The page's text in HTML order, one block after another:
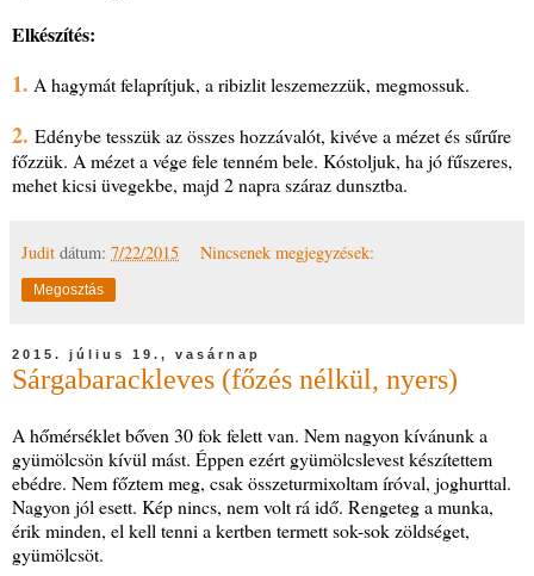
Elkészítés:
1. A hagymát felaprítjuk, a ribizlit leszemezzük, megmossuk.
2. Edénybe tesszük az összes hozzávalót, kivéve a mézet és sűrűre
főzzük. A mézet a vége fele tenném bele. Kóstoljuk, ha jó fűszeres,
mehet kicsi üvegekbe, majd 2 napra száraz dunsztba.
Judit dátum: 7/22/2015 Nincsenek megjegyzések:
Megosztás
2015. július 19., vasárnap
Sárgabarackleves (főzés nélkül, nyers)
A hőmérséklet bőven 30 fok felett van. Nem nagyon kívánunk a
gyümölcsön kívül mást. Éppen ezért gyümölcslevest készítettem
ebédre. Nem főztem meg, csak összeturmixoltam íróval, joghurttal.
Nagyon jól esett. Kép nincs, nem volt rá idő. Rengeteg a munka,
érik minden, el kell tenni a kertben termett sok-sok zöldséget,
gyümölcsöt.